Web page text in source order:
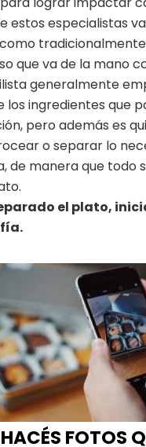
estos especialistas
que va de la mano
generalmente
los ingredientes que
pero además es
o separar lo
de manera que todo
el plato,
FOTOS